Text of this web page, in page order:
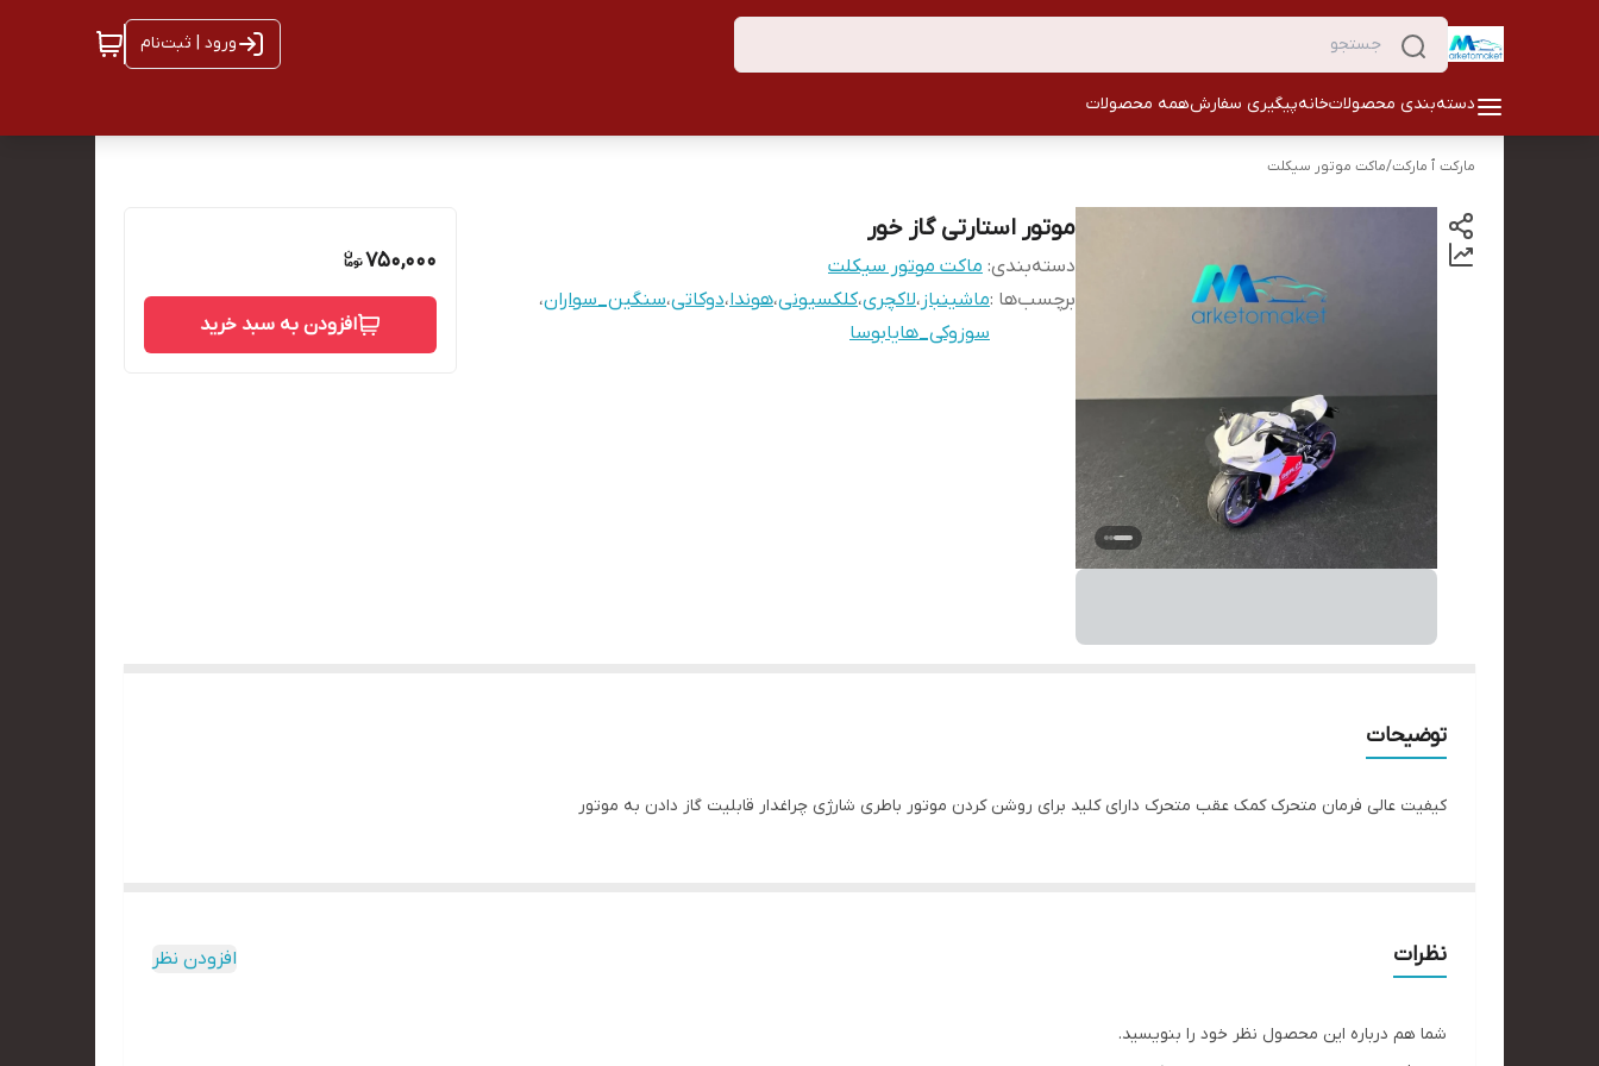
ورود | ثبت‌نام
دسته‌بندی محصولاتخانهپیگیری سفارشهمه محصولات
مارکت ٱ مارکت/ماکت موتور سیکلت
موتور استارتی گاز خور
دسته‌بندی: ماکت موتور سیکلت
برچسب‌ها :ماشینباز ،لاکچری،کلکسیونی،هوندا،دوکاتی،سنگین_سواران،
سوزوکی_هایابوسا
750,000
افزودن به سبد خرید
توضیحات
کیفیت عالی فرمان متحرک کمک عقب متحرک دارای کلید برای روشن کردن موتور باطری شارژی چراغدار قابلیت گاز دادن به موتور
نظرات افزودن نظر
شما هم درباره این محصول نظر خود را بنویسید.